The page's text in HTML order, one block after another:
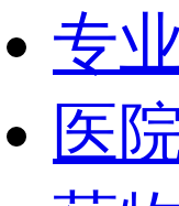
专
医